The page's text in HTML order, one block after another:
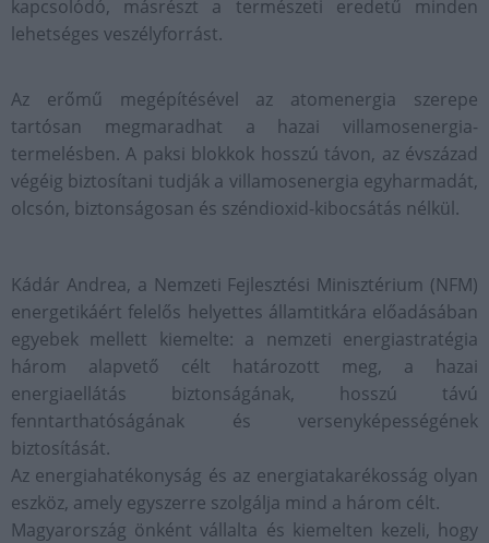
kapcsolódó, másrészt a természeti eredetű minden
lehetséges veszélyforrást.
Az erőmű megépítésével az atomenergia szerepe
tartósan megmaradhat a hazai villamosenergia-
termelésben. A paksi blokkok hosszú távon, az évszázad
végéig biztosítani tudják a villamosenergia egyharmadát,
olcsón, biztonságosan és széndioxid-kibocsátás nélkül.
Kádár Andrea, a Nemzeti Fejlesztési Minisztérium (NFM)
energetikáért felelős helyettes államtitkára előadásában
egyebek mellett kiemelte: a nemzeti energiastratégia
három alapvető célt határozott meg, a hazai
energiaellátás biztonságának, hosszú távú
fenntarthatóságának és versenyképességének
biztosítását.
Az energiahatékonyság és az energiatakarékosság olyan
eszköz, amely egyszerre szolgálja mind a három célt.
Magyarország önként vállalta és kiemelten kezeli, hogy